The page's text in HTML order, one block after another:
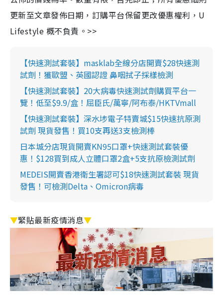
更新至文章發佈日期，訂購平台保留更改優惠權利，U
Lifestyle 概不負責。>>
【快速測試套裝】masklab全線分店開賣$28快速測
試劑！獲歐盟、英國認證 鼻咽拭子採樣檢測
【快速測試套裝】20大病毒快速測試劑購買平台一
覽！低至$9.9/盒！屈臣氏/萬寧/阿布泰/HKTVmall
【快速測試套裝】深水埗電子特賣城$15快速抗原測
試劑 現貨發售！買10支再送3支檢測棒
日本城分店現貨開賣KN95口罩+快速測試套裝優
惠！$128買到成人立體口罩2盒+5支抗原檢測試劑
MEDEIS開賣香港衛生署認可$18快速測試套裝 現貨
發售！可檢測Delta、Omicron病毒
▼緊貼最新疫情消息▼